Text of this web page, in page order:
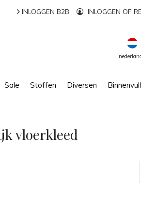
Sale Stoffen Diversen
INLOGGEN B2B INLOGGEN OF
vloerkleed